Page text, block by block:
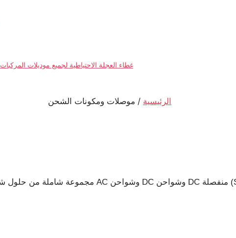
غطاء العجلة الاحتياطية لجميع موديلات المركبات
الرئيسية / موصلات ومكونات الشحن